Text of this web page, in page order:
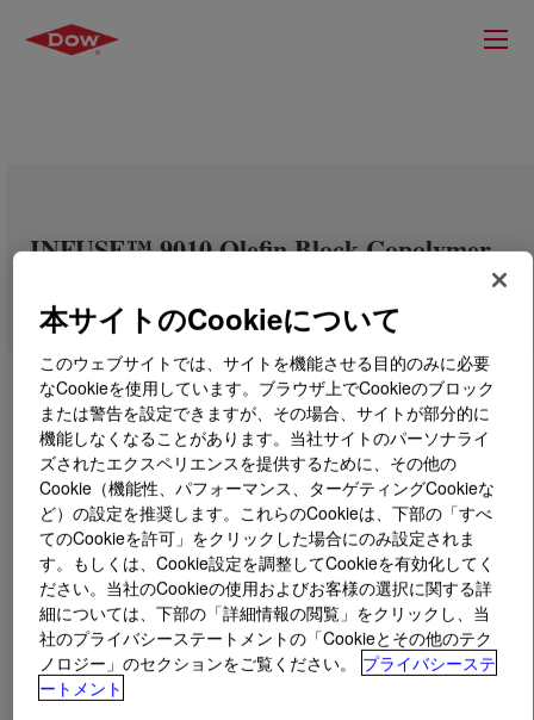
INFUSE™ 9010 Olefin Block Copolymer
とはINFUSE™ 9010 Olefin Block Copolymer?
A low tack, high tensile strength olefin elastomer for
formulating soft compounds. It is readily compounded
with a variety of other materials to make simple to
本サイトのCookieについて
このウェブサイトでは、サイトを機能させる目的のみに必要
なCookieを使用しています。ブラウザ上でCookieのブロック
または警告を設定できますが、その場合、サイトが部分的に
機能しなくなることがあります。当社サイトのパーソナライ
ズされたエクスペリエンスを提供するために、その他の
Cookie（機能性、パフォーマンス、ターゲティングCookieな
ど）の設定を推奨します。これらのCookieは、下部の「すべ
てのCookieを許可」をクリックした場合にのみ設定されま
す。もしくは、Cookie設定を調整してCookieを有効化してく
ださい。当社のCookieの使用およびお客様の選択に関する詳
細については、下部の「詳細情報の閲覧」をクリックし、当
社のプライバシーステートメントの「Cookieとその他のテク
ノロジー」のセクションをご覧ください。
プライバシーステ
ートメント